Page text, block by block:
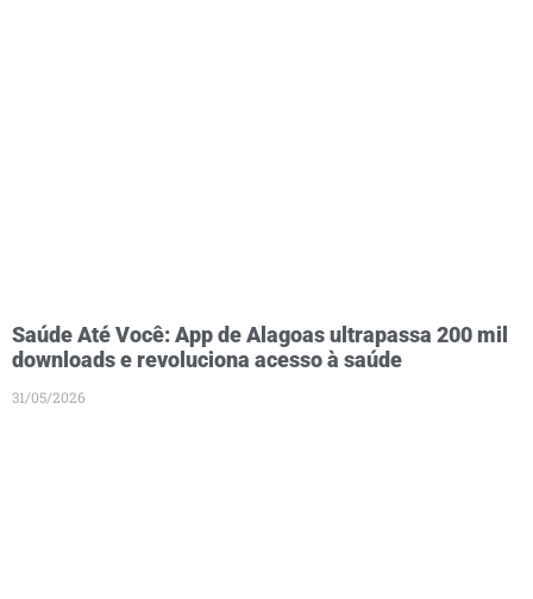
Saúde Até Você: App de Alagoas ultrapassa 200 mil
downloads e revoluciona acesso à saúde
31/05/2026